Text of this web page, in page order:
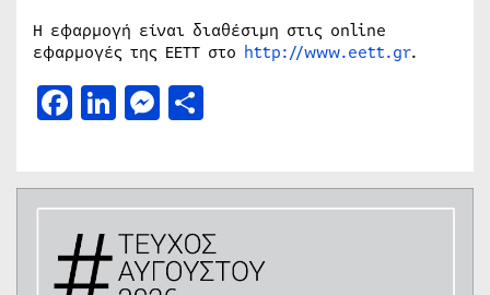
Η εφαρμογή είναι διαθέσιμη στις online
εφαρμογές της ΕΕΤΤ στο http://www.eett.gr.
Facebook
LinkedIn
Messenger